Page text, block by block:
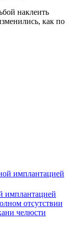
наклеить
как по
имплантацией